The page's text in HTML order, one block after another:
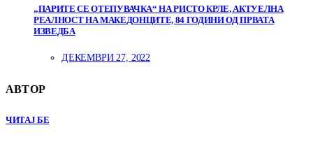
„ПАРИТЕ СЕ ОТЕПУВАЧКА“ НА РИСТО КРЛЕ, АКТУЕЛНА
РЕАЛНОСТ НА МАКЕДОНЦИТЕ, 84 ГОДИНИ ОД ПРВАТА
ИЗВЕДБА
ДЕКЕМВРИ 27, 2022
АВТОР
ЧИТАЈ БЕ